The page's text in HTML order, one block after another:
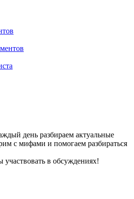
день разбираем актуальные
с мифами и помогаем разбираться
участвовать в обсуждениях!